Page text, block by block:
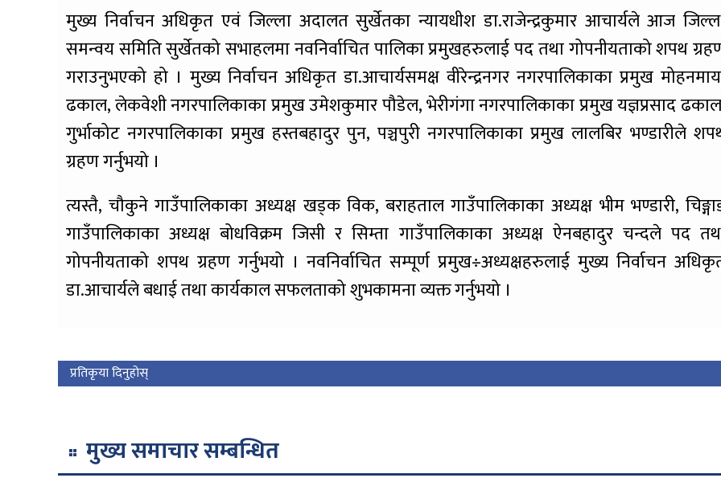
मुख्य निर्वाचन अधिकृत एवं जिल्ला अदालत सुर्खेतका न्यायधीश डा.राजेन्द्रकुमार आचार्यले आज
समन्वय समिति सुर्खेतको सभाहलमा नवनिर्वाचित पालिका प्रमुखहरुलाई पद तथा गोपनीयताको शपथ
गराउनुभएको हो । मुख्य निर्वाचन अधिकृत डा.आचार्यसमक्ष वीरेन्द्रनगर नगरपालिकाका प्रमुख
ढकाल, लेकवेशी नगरपालिकाका प्रमुख उमेशकुमार पौडेल, भेरीगंगा नगरपालिकाका प्रमुख यज्ञप्रसाद
गुर्भाकोट नगरपालिकाका प्रमुख हस्तबहादुर पुन, पञ्चपुरी नगरपालिकाका प्रमुख लालबिर भण्डारीले
ग्रहण गर्नुभयो ।
त्यस्तै, चौकुने गाउँपालिकाका अध्यक्ष खड्क विक, बराहताल गाउँपालिकाका अध्यक्ष भीम भण्डारी,
गाउँपालिकाका अध्यक्ष बोधविक्रम जिसी र सिम्ता गाउँपालिकाका अध्यक्ष ऐनबहादुर चन्दले पद
गोपनीयताको शपथ ग्रहण गर्नुभयो । नवनिर्वाचित सम्पूर्ण प्रमुख÷अध्यक्षहरुलाई मुख्य निर्वाचन
डा.आचार्यले बधाई तथा कार्यकाल सफलताको शुभकामना व्यक्त गर्नुभयो ।
प्रतिकृया दिनुहोस्
मुख्य समाचार सम्बन्धित